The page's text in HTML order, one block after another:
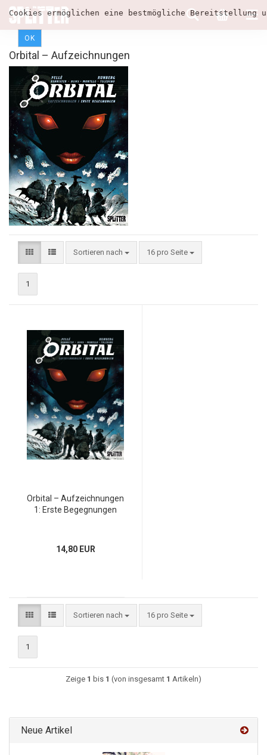
Cookies ermöglichen eine bestmögliche
OK
Orbital – Aufzeichnungen
Sortieren nach 16 pro Seite
1
Orbital – Aufzeichnungen
1: Erste Begegnungen
14,80 EUR
Sortieren nach 16 pro Seite
1
Zeige 1 bis 1 (von insgesamt 1 Artikeln)
Neue Artikel